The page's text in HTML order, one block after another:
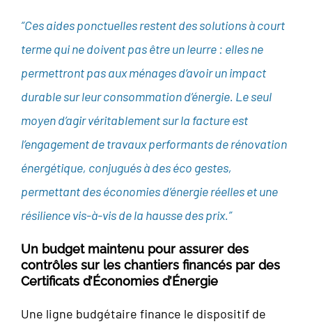
“Ces aides ponctuelles restent des solutions à court
terme qui ne doivent pas être un leurre : elles ne
permettront pas aux ménages d’avoir un impact
durable sur leur consommation d’énergie. Le seul
moyen d’agir véritablement sur la facture est
l’engagement de travaux performants de rénovation
énergétique, conjugués à des éco gestes,
permettant des économies d’énergie réelles et une
résilience vis-à-vis de la hausse des prix.”
Un budget maintenu pour assurer des
contrôles sur les chantiers financés par des
Certificats d’Économies d’Énergie
Une ligne budgétaire finance le dispositif de